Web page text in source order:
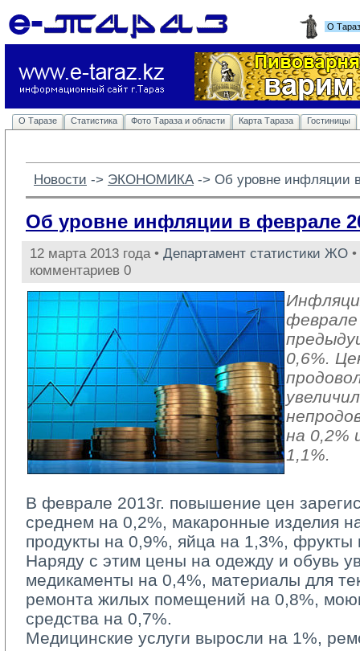
О
О Таразе Статистика Фото Тараза и области Карта Тараза Гостиницы
Новости -> ЭКОНОМИКА -> Об уровне инфляции
Об уровне инфляции в феврале
12 марта 2013 года • Департамент статистики ЖО
комментариев 0
феврале
0,6%.
на 0,2%
1,1%.
В феврале 2013г. повышение цен
среднем на 0,2%, макаронные изделия
продукты на 0,9%, яйца на 1,3%,
Наряду с этим цены на одежду и обувь
медикаменты на 0,4%, материалы для
ремонта жилых помещений на 0,8%,
средства на 0,7%.
Медицинские услуги выросли на 1%,